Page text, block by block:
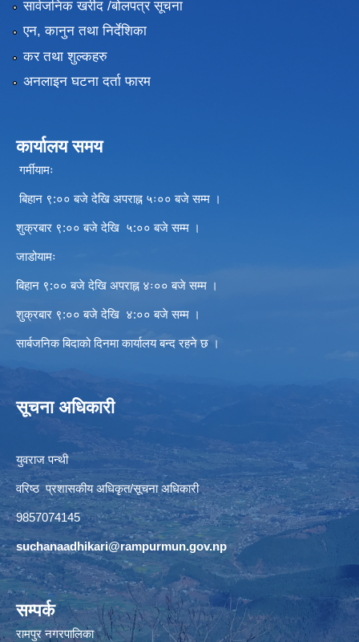
सार्वजनिक खरीद /बोलपत्र सूचना
एन, कानुन तथा निर्देशिका
कर तथा शुल्कहरु
अनलाइन घटना दर्ता फारम
कार्यालय समय
गर्मीयामः
बिहान ९:०० बजे देखि अपराह्न ५ः०० बजे सम्म ।
शुक्रबार ९:०० बजे देखि ५:०० बजे सम्म ।
जाडोयामः
बिहान ९:०० बजे देखि अपराह्न ४ः०० बजे सम्म ।
शुक्रबार ९:०० बजे देखि ४:०० बजे सम्म ।
सार्बजनिक बिदाको दिनमा कार्यालय बन्द रहने छ ।
सूचना अधिकारी
युवराज पन्थी
वरिष्ठ प्रशासकीय अधिकृत/सूचना अधिकारी
9857074145
suchanaadhikari@rampurmun.gov.np
सम्पर्क
रामपुर नगरपालिका